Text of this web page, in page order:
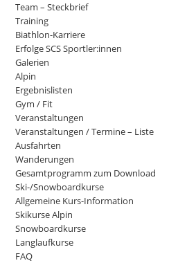
Team – Steckbrief
Training
Biathlon-Karriere
Erfolge SCS Sportler:innen
Galerien
Alpin
Ergebnislisten
Gym / Fit
Veranstaltungen
Veranstaltungen / Termine – Liste
Ausfahrten
Wanderungen
Gesamtprogramm zum Download
Ski-/Snowboardkurse
Allgemeine Kurs-Information
Skikurse Alpin
Snowboardkurse
Langlaufkurse
FAQ